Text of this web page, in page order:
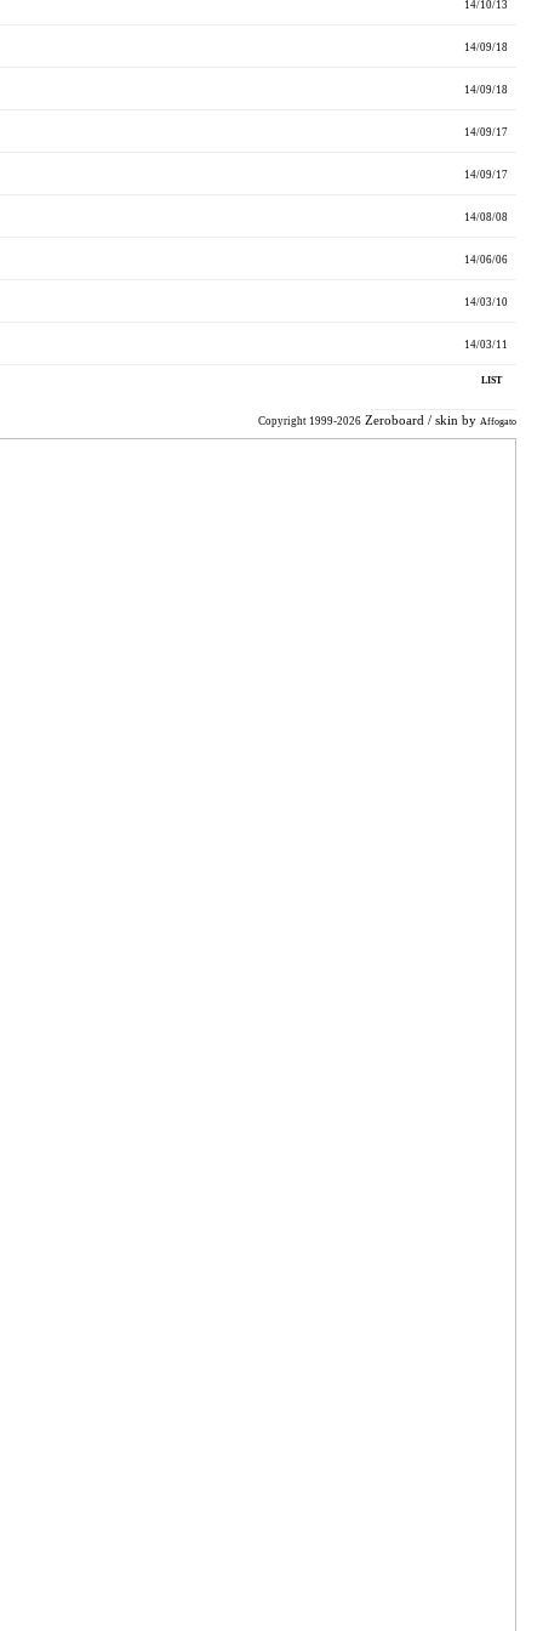
14/10/13
14/09/18
14/09/18
14/09/17
14/09/17
14/08/08
14/06/06
14/03/10
14/03/11
LIST
Copyright 1999-2026 Zeroboard / skin by Affogato